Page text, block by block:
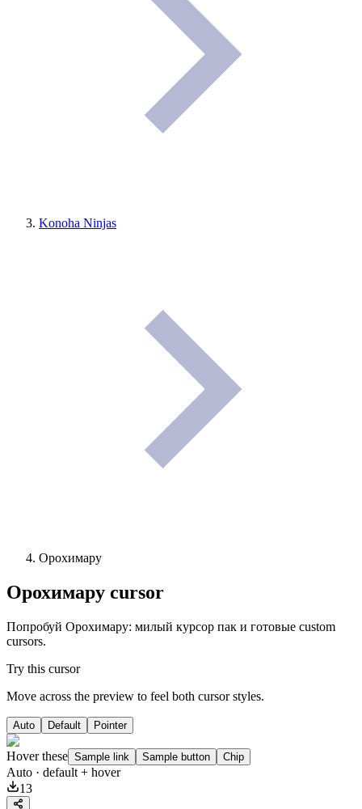
Konoha Ninjas
Орохимару
Орохимару cursor
Попробуй Орохимару: милый курсор пак и готовые custom
cursors.
Try this cursor
Move across the preview to feel both cursor styles.
Auto Default Pointer
Hover these Sample link Sample button Chip
Auto · default + hover
13